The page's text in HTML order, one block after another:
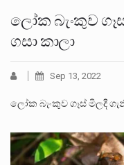
ලෝක බැංකුව
ගසා කාලා
Sep 13, 2022
ලෝක බැංකුව ගෑස් මිලදී